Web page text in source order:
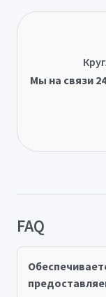
Мы на связи
FAQ